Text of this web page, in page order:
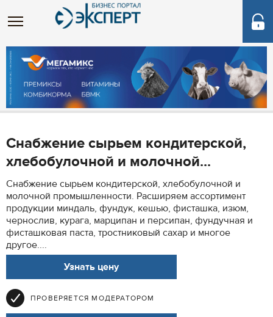
Cнабжение сырьем кондитерской,
хлебобулочной и молочной...
Cнабжение сырьем кондитерской, хлебобулочной и
молочной промышленности. Расширяем ассортимент
продукции миндаль, фундук, кешью, фисташка, изюм,
чернослив, курага, марципан и персипан, фундучная и
фисташковая паста, тростниковый сахар и многое
другое....
Узнать цену
ПРОВЕРЯЕТСЯ МОДЕРАТОРОМ